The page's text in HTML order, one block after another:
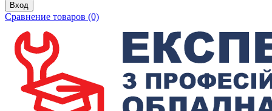
Вход
Сравнение товаров (0)